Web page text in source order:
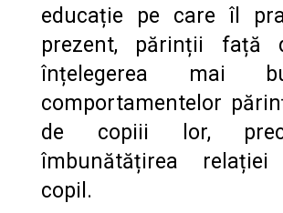
educație pe care îl
prezent, părinții față
înțelegerea mai
comportamentelor
de copiii lor,
îmbunătățirea relației
copil.